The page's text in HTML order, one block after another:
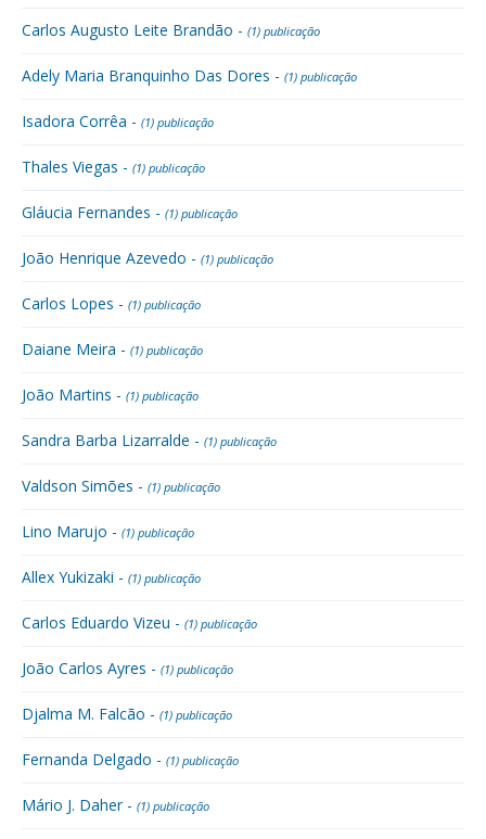
Carlos Augusto Leite Brandão - (1) publicação
Adely Maria Branquinho Das Dores - (1) publicação
Isadora Corrêa - (1) publicação
Thales Viegas - (1) publicação
Gláucia Fernandes - (1) publicação
João Henrique Azevedo - (1) publicação
Carlos Lopes - (1) publicação
Daiane Meira - (1) publicação
João Martins - (1) publicação
Sandra Barba Lizarralde - (1) publicação
Valdson Simões - (1) publicação
Lino Marujo - (1) publicação
Allex Yukizaki - (1) publicação
Carlos Eduardo Vizeu - (1) publicação
João Carlos Ayres - (1) publicação
Djalma M. Falcão - (1) publicação
Fernanda Delgado - (1) publicação
Mário J. Daher - (1) publicação